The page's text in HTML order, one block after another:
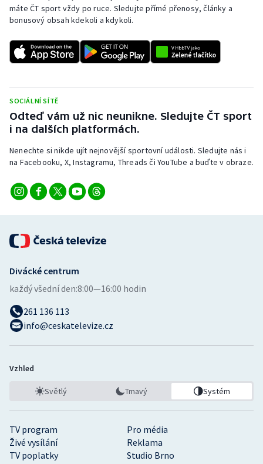
máte ČT sport vždy po ruce. Sledujte přímé přenosy, články a
bonusový obsah kdekoli a kdykoli.
SOCIÁLNÍ SÍTĚ
Odteď vám už nic neunikne. Sledujte ČT sport
i na dalších platformách.
Nenechte si nikde ujít nejnovější sportovní události. Sledujte nás i
na Facebooku, X, Instagramu, Threads či YouTube a buďte v obraze.
TV program
Pro média
Živé vysílání
Reklama
TV poplatky
Studio Brno
Divácké centrum
každý všední den:8:00—16:00 hodin
261 136 113
info@ceskatelevize.cz
Vzhled
Světlý Tmavý Systém